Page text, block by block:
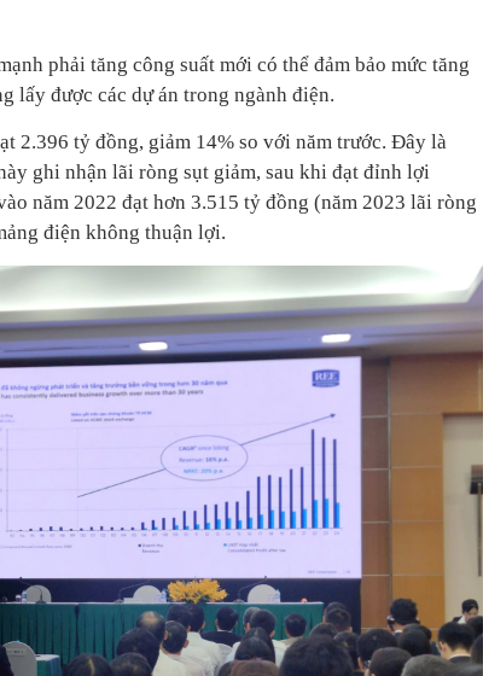
phải tăng công suất mới có thể đảm bảo mức tăng
lấy được các dự án trong ngành điện.
2.396 tỷ đồng, giảm 14% so với năm trước. Đây là
ghi nhận lãi ròng sụt giảm, sau khi đạt đỉnh lợi
năm 2022 đạt hơn 3.515 tỷ đồng (năm 2023 lãi ròng
điện không thuận lợi.